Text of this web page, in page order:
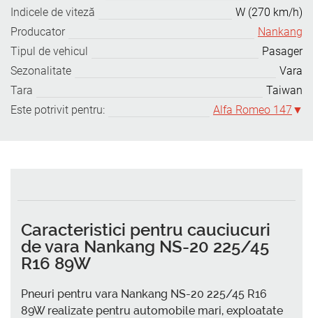
Indicele de viteză
W (270 km/h)
Producator
Nankang
Tipul de vehicul
Pasager
Sezonalitate
Vara
Tara
Taiwan
Este potrivit pentru:
Alfa Romeo 147
Caracteristici pentru cauciucuri
de vara Nankang NS-20 225/45
R16 89W
Pneuri pentru vara Nankang NS-20 225/45 R16
89W realizate pentru automobile mari, exploatate